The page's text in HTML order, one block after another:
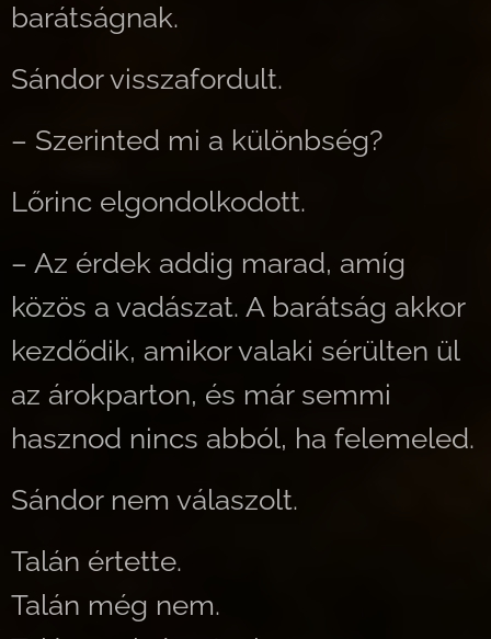
barátságnak.
Sándor visszafordult.
– Szerinted mi a különbség?
Lőrinc elgondolkodott.
– Az érdek addig marad, amíg
közös a vadászat. A barátság akkor
kezdődik, amikor valaki sérülten ül
az árokparton, és már semmi
hasznod nincs abból, ha felemeled.
Sándor nem válaszolt.
Talán értette.
Talán még nem.